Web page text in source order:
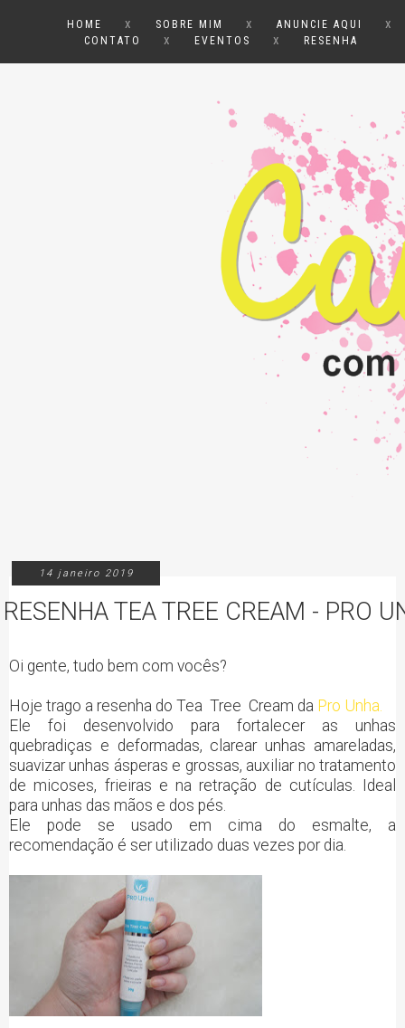
HOME x SOBRE MIM x ANUNCIE AQUI x
CONTATO x EVENTOS x RESENHA
14 janeiro 2019
RESENHA TEA TREE CREAM - PRO
Oi gente, tudo bem com vocês?
Hoje trago a resenha do Tea Tree Cream da Pro Unha.
Ele foi desenvolvido para fortalecer as unhas
quebradiças e deformadas, clarear unhas amareladas,
suavizar unhas ásperas e grossas, auxiliar no tratamento
de micoses, frieiras e na retração de cutículas. Ideal
para unhas das mãos e dos pés.
Ele pode se usado em cima do esmalte, a
recomendação é ser utilizado duas vezes por dia.